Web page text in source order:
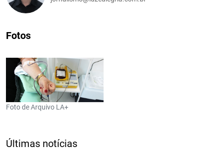
Fotos
Foto de Arquivo LA+
Últimas notícias